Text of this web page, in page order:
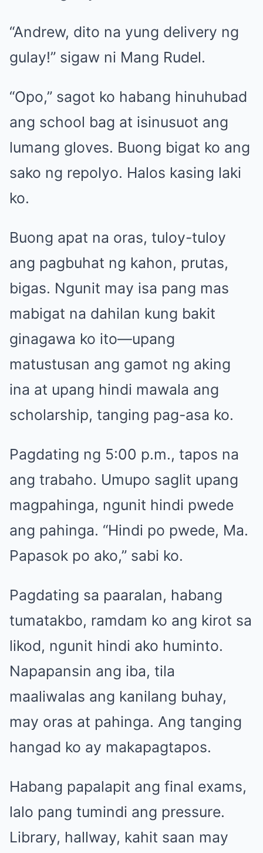
“Andrew, dito na yung delivery ng
gulay!” sigaw ni Mang Rudel.
“Opo,” sagot ko habang hinuhubad
ang school bag at isinusuot ang
lumang gloves. Buong bigat ko ang
sako ng repolyo. Halos kasing laki
ko.
Buong apat na oras, tuloy-tuloy
ang pagbuhat ng kahon, prutas,
bigas. Ngunit may isa pang mas
mabigat na dahilan kung bakit
ginagawa ko ito—upang
matustusan ang gamot ng aking
ina at upang hindi mawala ang
scholarship, tanging pag-asa ko.
Pagdating ng 5:00 p.m., tapos na
ang trabaho. Umupo saglit upang
magpahinga, ngunit hindi pwede
ang pahinga. “Hindi po pwede, Ma.
Papasok po ako,” sabi ko.
Pagdating sa paaralan, habang
tumatakbo, ramdam ko ang kirot sa
likod, ngunit hindi ako huminto.
Napapansin ang iba, tila
maaliwalas ang kanilang buhay,
may oras at pahinga. Ang tanging
hangad ko ay makapagtapos.
Habang papalapit ang final exams,
lalo pang tumindi ang pressure.
Library, hallway, kahit saan may